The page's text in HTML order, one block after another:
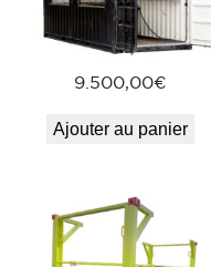
9.500,00€
Ajouter au panier